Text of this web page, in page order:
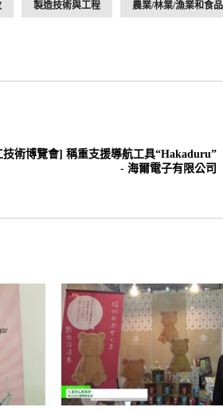
製造技術與工程 農業/林業/漁業和食品
術博覽會] 稱重支援導航工具“Hakaduru”
- 海爾電子有限公司